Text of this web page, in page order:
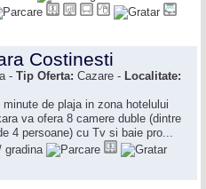
Costinesti
- Tip Oferta: Cazare - Localitate:
de plaja in zona hotelului
va ofera 8 camere duble (dintre
4 persoane) cu Tv si baie pro...